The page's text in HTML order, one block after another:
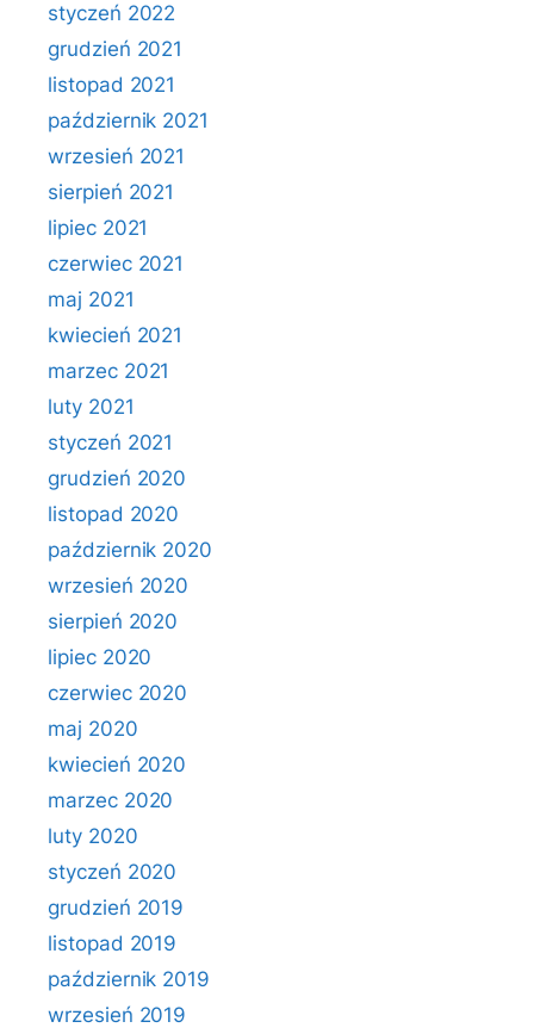
styczeń 2022
grudzień 2021
listopad 2021
październik 2021
wrzesień 2021
sierpień 2021
lipiec 2021
czerwiec 2021
maj 2021
kwiecień 2021
marzec 2021
luty 2021
styczeń 2021
grudzień 2020
listopad 2020
październik 2020
wrzesień 2020
sierpień 2020
lipiec 2020
czerwiec 2020
maj 2020
kwiecień 2020
marzec 2020
luty 2020
styczeń 2020
grudzień 2019
listopad 2019
październik 2019
wrzesień 2019